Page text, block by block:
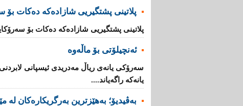
پلاتینی پشتگیریی شازادەکە دەكات بۆ
پلاتینی پشتگیریی شازادەکە دەكات بۆ
ئەنچیلۆتی بۆ ماڵەوە
سەرۆكی یانەی ریاڵ مەدریدی ئیسپانی
یانەكە راگەیاند....
بەڤیدیۆ؛ بەهێزترین بەرگریکارەکان لە